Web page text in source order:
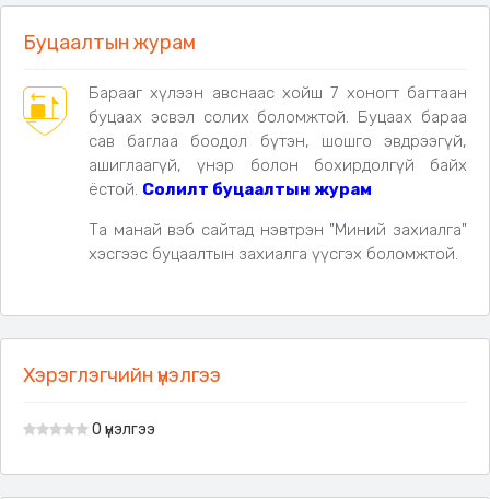
Буцаалтын журам
Барааг хүлээн авснаас хойш 7 хоногт багтаан
буцаах эсвэл солих боломжтой. Буцаах бараа
сав баглаа боодол бүтэн, шошго эвдрээгүй,
ашиглаагүй, үнэр болон бохирдолгүй байх
ёстой. Солилт буцаалтын журам
Та манай вэб сайтад нэвтрэн "Миний захиалга"
хэсгээс буцаалтын захиалга үүсгэх боломжтой.
Хэрэглэгчийн үнэлгээ
0 үнэлгээ